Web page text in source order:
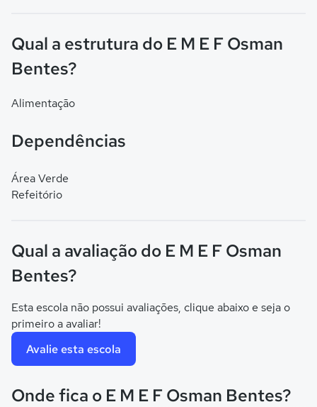
Qual a estrutura do E M E F Osman
Bentes?
Alimentação
Dependências
Área Verde
Refeitório
Qual a avaliação do E M E F Osman
Bentes?
Esta escola não possui avaliações, clique abaixo e seja o
primeiro a avaliar!
Avalie esta escola
Onde fica o E M E F Osman Bentes?